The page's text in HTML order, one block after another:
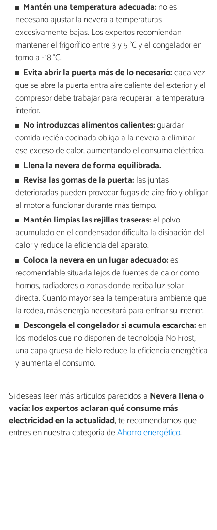
Mantén una temperatura adecuada: no es
necesario ajustar la nevera a temperaturas
excesivamente bajas. Los expertos recomiendan
mantener el frigorífico entre 3 y 5 °C y el congelador en
torno a -18 °C.
Evita abrir la puerta más de lo necesario:cada vez
que se abre la puerta entra aire caliente del exterior y el
compresor debe trabajar para recuperar la temperatura
interior.
No introduzcas alimentos calientes:guardar
comida recién cocinada obliga a la nevera a eliminar
ese exceso de calor, aumentando el consumo eléctrico.
Llena la nevera de forma equilibrada.
Revisa las gomas de la puerta: las juntas
deterioradas pueden provocar fugas de aire frío y obligar
al motor a funcionar durante más tiempo.
Mantén limpias las rejillas traseras:el polvo
acumulado en el condensador dificulta la disipación del
calor y reduce la eficiencia del aparato.
Coloca la nevera en un lugar adecuado:es
recomendable situarla lejos de fuentes de calor como
hornos, radiadores o zonas donde reciba luz solar
directa. Cuanto mayor sea la temperatura ambiente que
la rodea, más energía necesitará para enfriar su interior.
Descongela el congelador si acumula escarcha:en
los modelos que no disponen de tecnología No Frost,
una capa gruesa de hielo reduce la eficiencia energética
y aumenta el consumo.
Si deseas leer más artículos parecidos a Nevera llena o
vacía: los expertos aclaran qué consume más
electricidad en la actualidad, te recomendamos que
entres en nuestra categoría deAhorro energético.